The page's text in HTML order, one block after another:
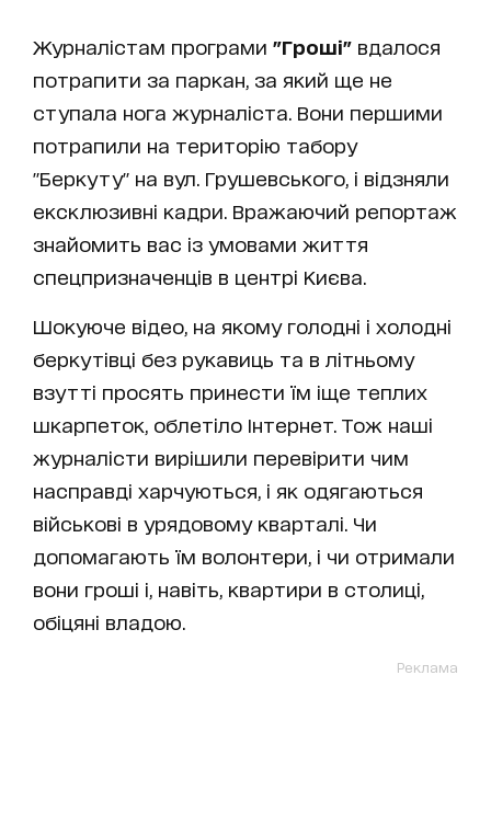
Журналістам програми "Гроші" вдалося
потрапити за паркан, за який ще не
ступала нога журналіста. Вони першими
потрапили на територію табору
"Беркуту" на вул. Грушевського, і відзняли
ексклюзивні кадри. Вражаючий репортаж
знайомить вас із умовами життя
спецпризначенців в центрі Києва.
Шокуюче відео, на якому голодні і холодні
беркутівці без рукавиць та в літньому
взутті просять принести їм іще теплих
шкарпеток, облетіло Інтернет. Тож наші
журналісти вирішили перевірити чим
насправді харчуються, і як одягаються
військові в урядовому кварталі. Чи
допомагають їм волонтери, і чи отримали
вони гроші і, навіть, квартири в столиці,
обіцяні владою.
Реклама